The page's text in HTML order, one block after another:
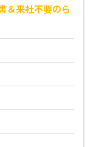
＆来社不要のら